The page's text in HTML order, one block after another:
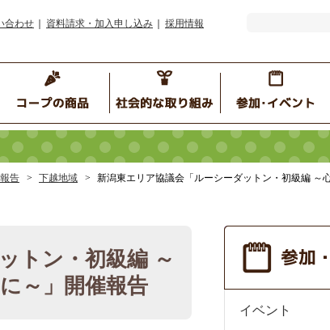
合わせ 資料請求・加入申し込み 採用情報
告 下越地域
新潟東エリア協議会「ルーシーダットン・初級編 ～
トン・初級編 ～
～」開催報告
イベント